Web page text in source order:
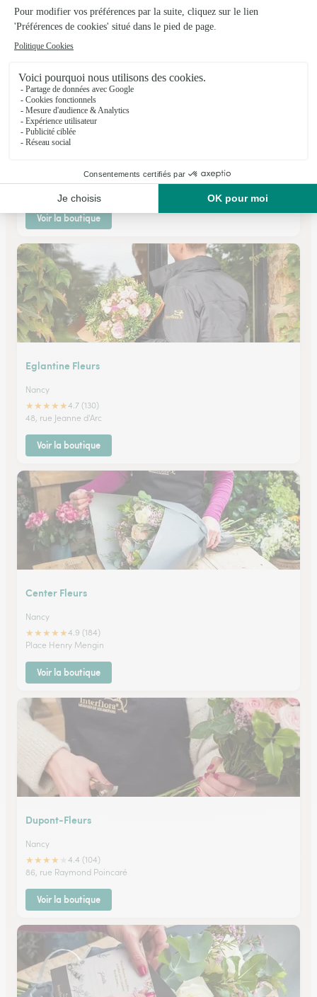
Un Jour Une Fleur
4.2 (137)
Voir la boutique
Eglantine Fleurs
Nancy
★★★★★4.7 (130)
48, rue Jeanne d'Arc
Voir la boutique
Center Fleurs
Nancy
★★★★★4.9 (184)
Place Henry Mengin
Voir la boutique
Dupont-Fleurs
Nancy
★★★★
4.4 (104)
86, rue Raymond Poincaré
Voir la boutique